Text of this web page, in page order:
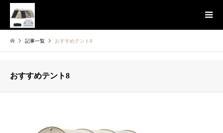
記事一覧 おすすめテント8
おすすめテント8